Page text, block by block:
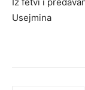
Usejmina